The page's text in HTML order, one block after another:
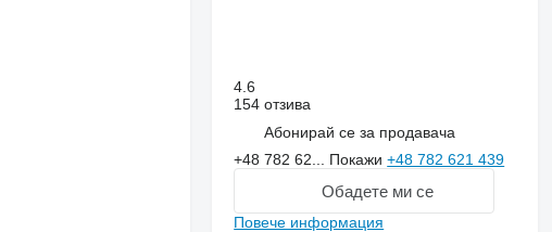
4.6
154 отзива
Абонирай се за продавача
+48 782 62... Покажи+48 782 621 439
Обадете ми се
Повече информация